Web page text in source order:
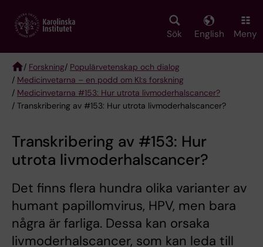
main
Sök English Meny
Breadcrumb
/ Forskning/ Populärvetenskap och dialog
/ Medicinvetarna – en podd om KI:s forskning
/ Medicinvetarna #153: Hur utrota livmoderhalscancer?
/ Transkribering av #153: Hur utrota livmoderhalscancer?
Transkribering av #153: Hur
utrota livmoderhalscancer?
Det finns flera hundra olika varianter av
humant papillomvirus, HPV, men bara
några är farliga. Dessa kan orsaka
livmoderhalscancer, som kan leda till